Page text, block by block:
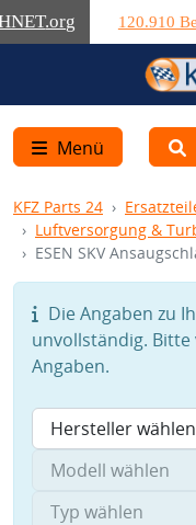
.org 120.910
Menü
KFZ Parts 24
Luftversorgung &
ESEN SKV
Die Angaben zu
unvollständig.
Angaben.